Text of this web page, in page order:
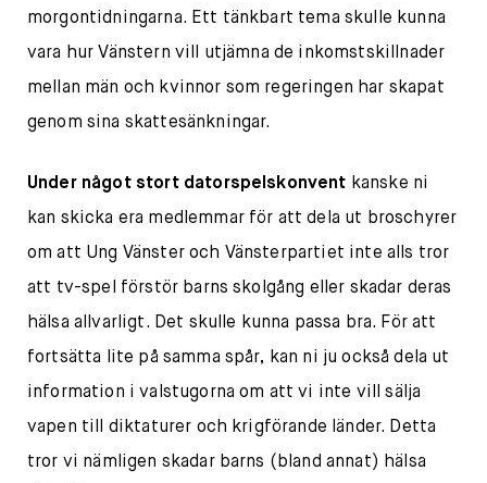
morgontidningarna. Ett tänkbart tema skulle kunna
vara hur Vänstern vill utjämna de inkomstskillnader
mellan män och kvinnor som regeringen har skapat
genom sina skattesänkningar.
Under något stort datorspelskonvent kanske ni
kan skicka era medlemmar för att dela ut broschyrer
om att Ung Vänster och Vänsterpartiet inte alls tror
att tv-spel förstör barns skolgång eller skadar deras
hälsa allvarligt. Det skulle kunna passa bra. För att
fortsätta lite på samma spår, kan ni ju också dela ut
information i valstugorna om att vi inte vill sälja
vapen till diktaturer och krigförande länder. Detta
tror vi nämligen skadar barns (bland annat) hälsa